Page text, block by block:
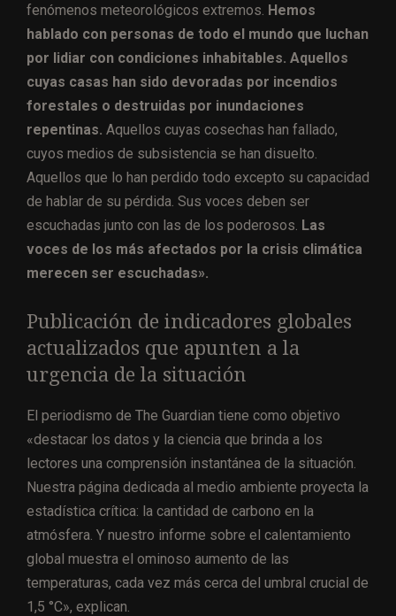
fenómenos meteorológicos extremos. Hemos
hablado con personas de todo el mundo que luchan
por lidiar con condiciones inhabitables. Aquellos
cuyas casas han sido devoradas por incendios
forestales o destruidas por inundaciones
repentinas. Aquellos cuyas cosechas han fallado,
cuyos medios de subsistencia se han disuelto.
Aquellos que lo han perdido todo excepto su capacidad
de hablar de su pérdida. Sus voces deben ser
escuchadas junto con las de los poderosos. Las
voces de los más afectados por la crisis climática
merecen ser escuchadas».
Publicación de indicadores globales
actualizados que apunten a la
urgencia de la situación
El periodismo de The Guardian tiene como objetivo
«destacar los datos y la ciencia que brinda a los
lectores una comprensión instantánea de la situación.
Nuestra página dedicada al medio ambiente proyecta la
estadística crítica: la cantidad de carbono en la
atmósfera. Y nuestro informe sobre el calentamiento
global muestra el ominoso aumento de las
temperaturas, cada vez más cerca del umbral crucial de
1,5 °C», explican.